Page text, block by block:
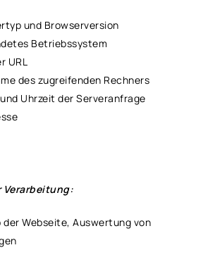
und Browserversion
Betriebssystem
URL
des zugreifenden Rechners
Uhrzeit der Serveranfrage
Verarbeitung:
der Webseite, Auswertung von